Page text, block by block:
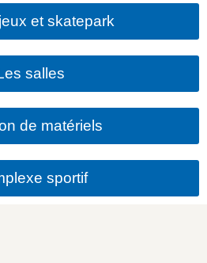
et skatepark
salles
de matériels
sportif